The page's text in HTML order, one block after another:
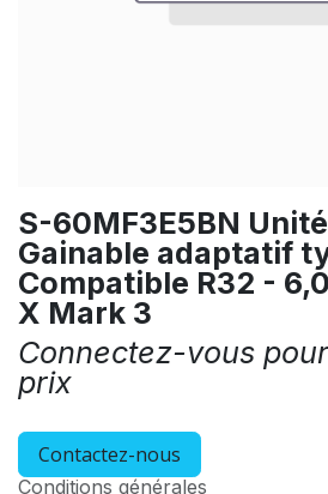
S-60MF3E5BN
Gainable adaptatif
Compatible R32 -
X Mark 3
Connectez-vous
prix
Contactez-nous
Conditions générales